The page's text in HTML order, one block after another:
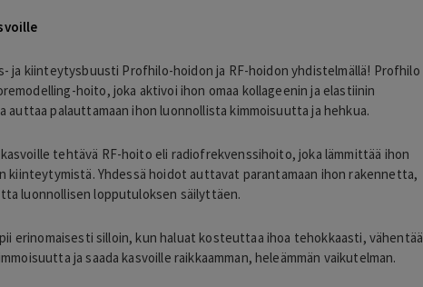
ja kiinteytysbuusti Profhilo-hoidon ja RF-hoidon yhdistelmällä! Profhilo
hoito, joka aktivoi ihon omaa kollageenin ja elastiinin
palauttamaan ihon luonnollista kimmoisuutta ja hehkua.
tehtävä RF-hoito eli radiofrekvenssihoito, joka lämmittää ihon
kiinteytymistä. Yhdessä hoidot auttavat parantamaan ihon rakennetta,
luonnollisen lopputuloksen säilyttäen.
erinomaisesti silloin, kun haluat kosteuttaa ihoa tehokkaasti, vähentää
ja saada kasvoille raikkaamman, heleämmän vaikutelman.